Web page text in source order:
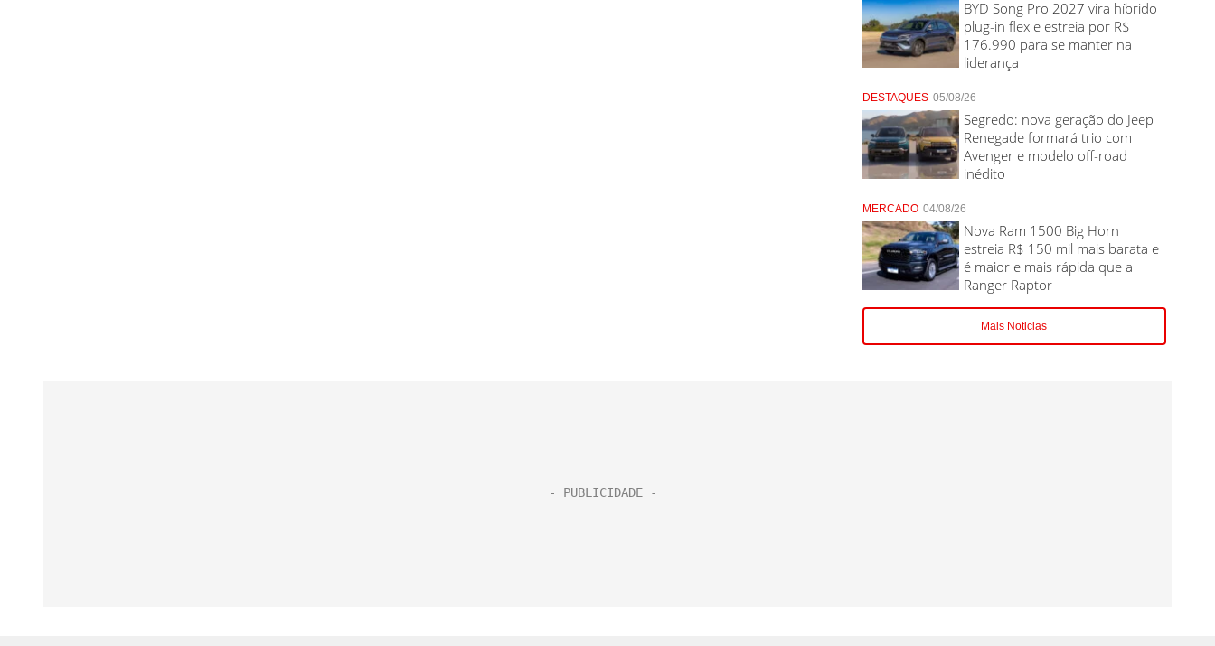
BYD Song Pro 2027 vira híbrido
plug-in flex e estreia por R$
176.990 para se manter na
liderança
DESTAQUES 05/08/26
Segredo: nova geração do Jeep
Renegade formará trio com
Avenger e modelo off-road
inédito
MERCADO 04/08/26
Nova Ram 1500 Big Horn
estreia R$ 150 mil mais barata e
é maior e mais rápida que a
Ranger Raptor
Mais Noticias